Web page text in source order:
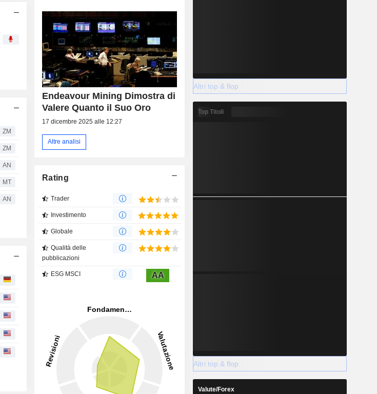
ZM
ZM
AN
MT
AN
Endeavour Mining Dimostra di
Valere Quanto il Suo Oro
17 dicembre 2025 alle 12:27
Altre analisi
Rating
Trader
Investimento
Globale
Qualità delle
pubblicazioni
ESG MSCI AA
Altri top & flop
Top Titoli
Altri top & flop
Valute/Forex